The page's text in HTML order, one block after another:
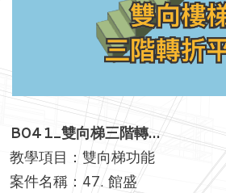
B041_雙向梯三階轉…
教學項目：雙向梯功能
案件名稱：47. 館盛